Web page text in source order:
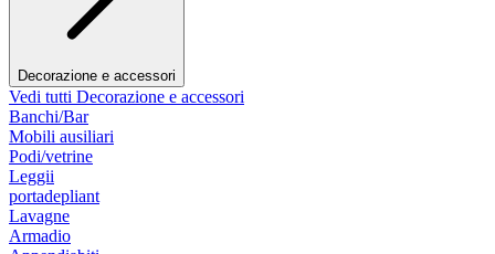
Decorazione e accessori
Vedi tutti Decorazione e accessori
Banchi/Bar
Mobili ausiliari
Podi/vetrine
Leggii
portadepliant
Lavagne
Armadio